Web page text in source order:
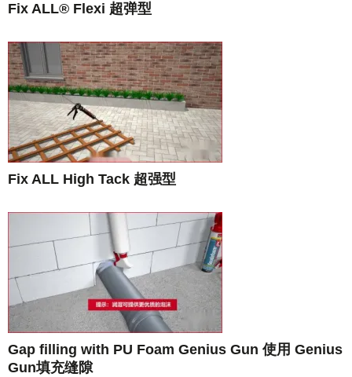
Fix ALL® Flexi 超弹型
Fix ALL High Tack 超强型
Gap filling with PU Foam Genius Gun 使用 Genius
Gun填充缝隙